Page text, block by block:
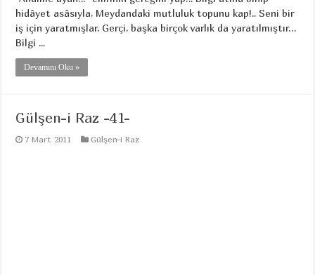
hidâyet asâsıyla, Meydandaki mutluluk topunu kap!.. Seni bir
iş için yaratmışlar, Gerçi, başka birçok varlık da yaratılmıştır…
Bilgi ...
Devamını Oku »
Gülşen-i Raz -41-
7 Mart 2011 Gülşen-i Raz